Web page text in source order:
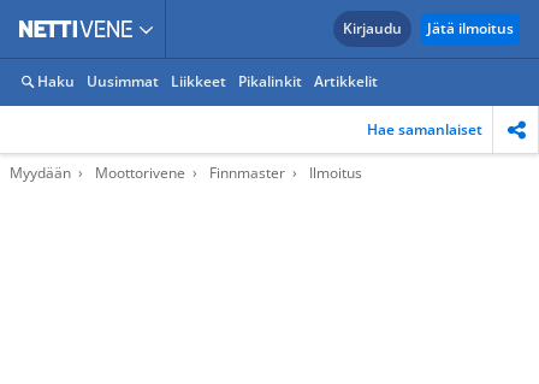
Kirjaudu Jätä ilmoitus
Haku Uusimmat Liikkeet Pikalinkit Artikkelit
Hae samanlaiset
Myydään Moottorivene Finnmaster Ilmoitus